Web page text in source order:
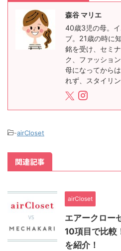
森谷 マリエ
40歳3児の母。
ブ。21歳の時に
銘を受け、セミ
ク、ファッショ
母になってから
れず、スタイリ
-airCloset
関連記事
airCloset
エアークロー
10項目で比較
を紹介！